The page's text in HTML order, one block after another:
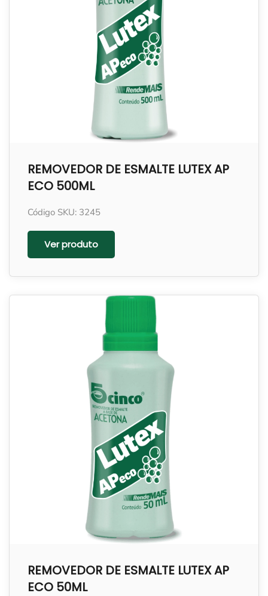
REMOVEDOR DE ESMALTE LUTEX AP
ECO 500ML
Código SKU: 3245
Ver produto
REMOVEDOR DE ESMALTE LUTEX AP
ECO 50ML